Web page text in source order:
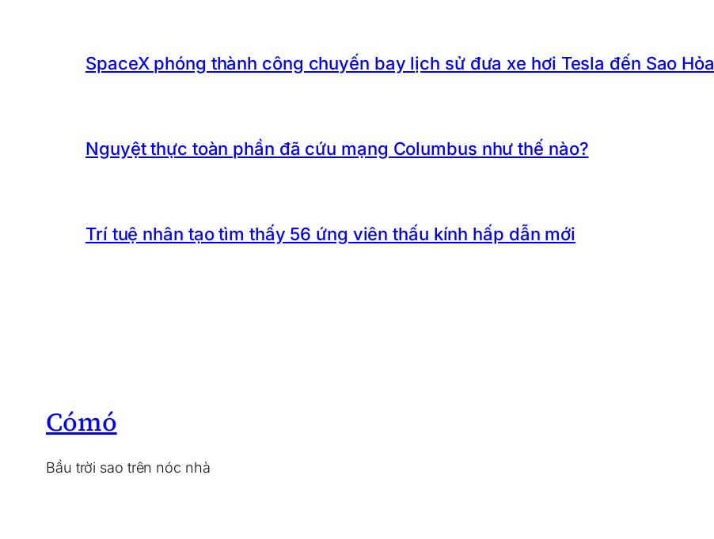
SpaceX phóng thành công chuyến bay lịch sử đưa xe hơi Tesla đến Sao Hỏa
Nguyệt thực toàn phần đã cứu mạng Columbus như thế nào?
Trí tuệ nhân tạo tìm thấy 56 ứng viên thấu kính hấp dẫn mới
Cómó
Bầu trời sao trên nóc nhà